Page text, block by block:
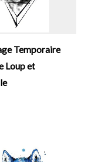
Temporaire
Loup et